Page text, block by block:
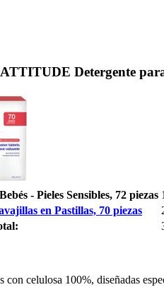
Detergente
- Pieles Sensibles, 72 piezas
en Pastillas, 70 piezas
celulosa 100%, diseñadas